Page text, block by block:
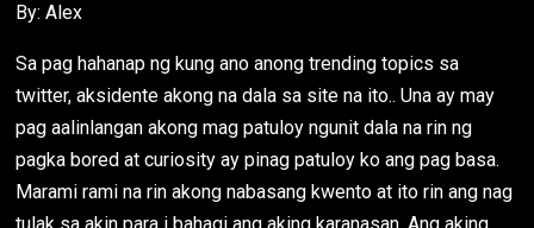
By: Alex
Sa pag hahanap ng kung ano anong trending topics sa
twitter, aksidente akong na dala sa site na ito.. Una ay may
pag aalinlangan akong mag patuloy ngunit dala na rin ng
pagka bored at curiosity ay pinag patuloy ko ang pag basa.
Marami rami na rin akong nabasang kwento at ito rin ang nag